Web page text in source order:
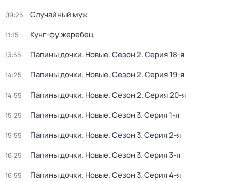
09:25 Случайный муж
11:15 Кунг-фу жеребец
13:55 Папины дочки. Новые. Сезон 2. Серия 18-я
14:25 Папины дочки. Новые. Сезон 2. Серия 19-я
14:55 Папины дочки. Новые. Сезон 2. Серия 20-я
15:25 Папины дочки. Новые. Сезон 3. Серия 1-я
15:55 Папины дочки. Новые. Сезон 3. Серия 2-я
16:25 Папины дочки. Новые. Сезон 3. Серия 3-я
16:55 Папины дочки. Новые. Сезон 3. Серия 4-я